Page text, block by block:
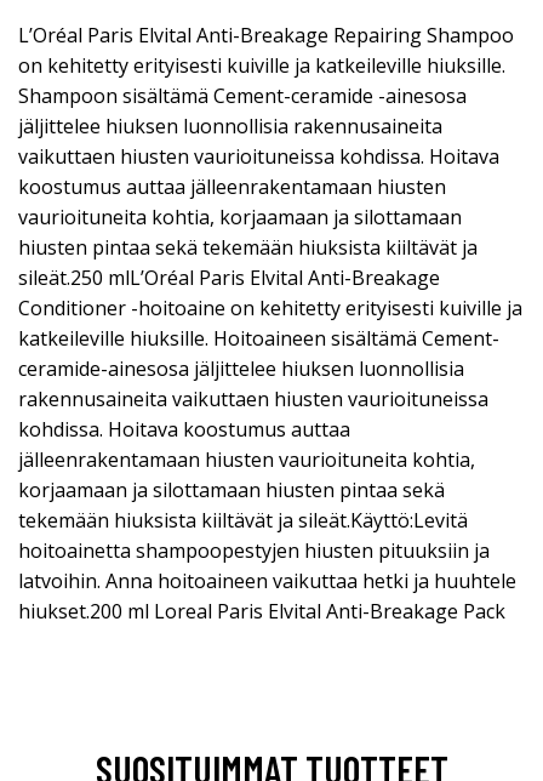
L’Oréal Paris Elvital Anti-Breakage Repairing Shampoo
on kehitetty erityisesti kuiville ja katkeileville hiuksille.
Shampoon sisältämä Cement-ceramide -ainesosa
jäljittelee hiuksen luonnollisia rakennusaineita
vaikuttaen hiusten vaurioituneissa kohdissa. Hoitava
koostumus auttaa jälleenrakentamaan hiusten
vaurioituneita kohtia, korjaamaan ja silottamaan
hiusten pintaa sekä tekemään hiuksista kiiltävät ja
sileät.250 mlL’Oréal Paris Elvital Anti-Breakage
Conditioner -hoitoaine on kehitetty erityisesti kuiville ja
katkeileville hiuksille. Hoitoaineen sisältämä Cement-
ceramide-ainesosa jäljittelee hiuksen luonnollisia
rakennusaineita vaikuttaen hiusten vaurioituneissa
kohdissa. Hoitava koostumus auttaa
jälleenrakentamaan hiusten vaurioituneita kohtia,
korjaamaan ja silottamaan hiusten pintaa sekä
tekemään hiuksista kiiltävät ja sileät.Käyttö:Levitä
hoitoainetta shampoopestyjen hiusten pituuksiin ja
latvoihin. Anna hoitoaineen vaikuttaa hetki ja huuhtele
hiukset.200 ml Loreal Paris Elvital Anti-Breakage Pack
SUOSITUIMMAT TUOTTEET